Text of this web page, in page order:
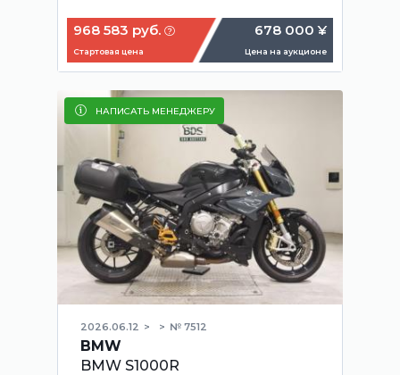
968 583 руб.
Стартовая цена
678 000 ¥
Цена на аукционе
НАПИСАТЬ МЕНЕДЖЕРУ
2026.06.12 № 7512
BMW
BMW S1000R